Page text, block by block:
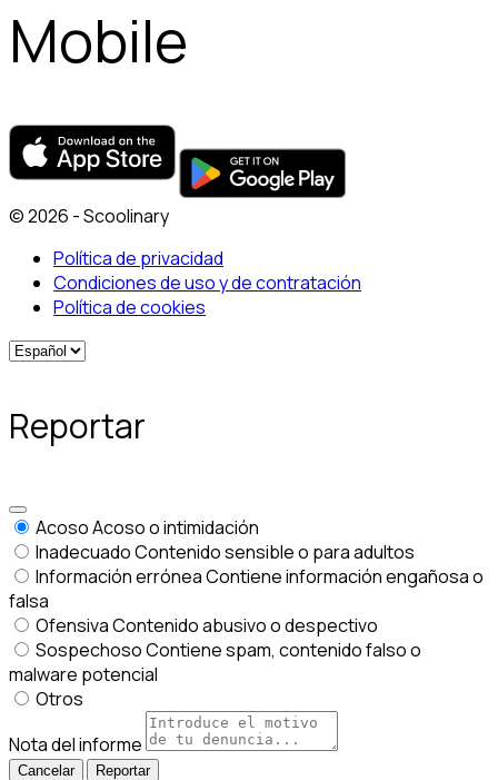
Mobile
© 2026 - Scoolinary
Política de privacidad
Condiciones de uso y de contratación
Política de cookies
Reportar
AcosoAcoso o intimidación
InadecuadoContenido sensible o para adultos
Información erróneaContiene información engañosa o
falsa
OfensivaContenido abusivo o despectivo
SospechosoContiene spam, contenido falso o
malware potencial
Otros
Nota del informe
Reportar